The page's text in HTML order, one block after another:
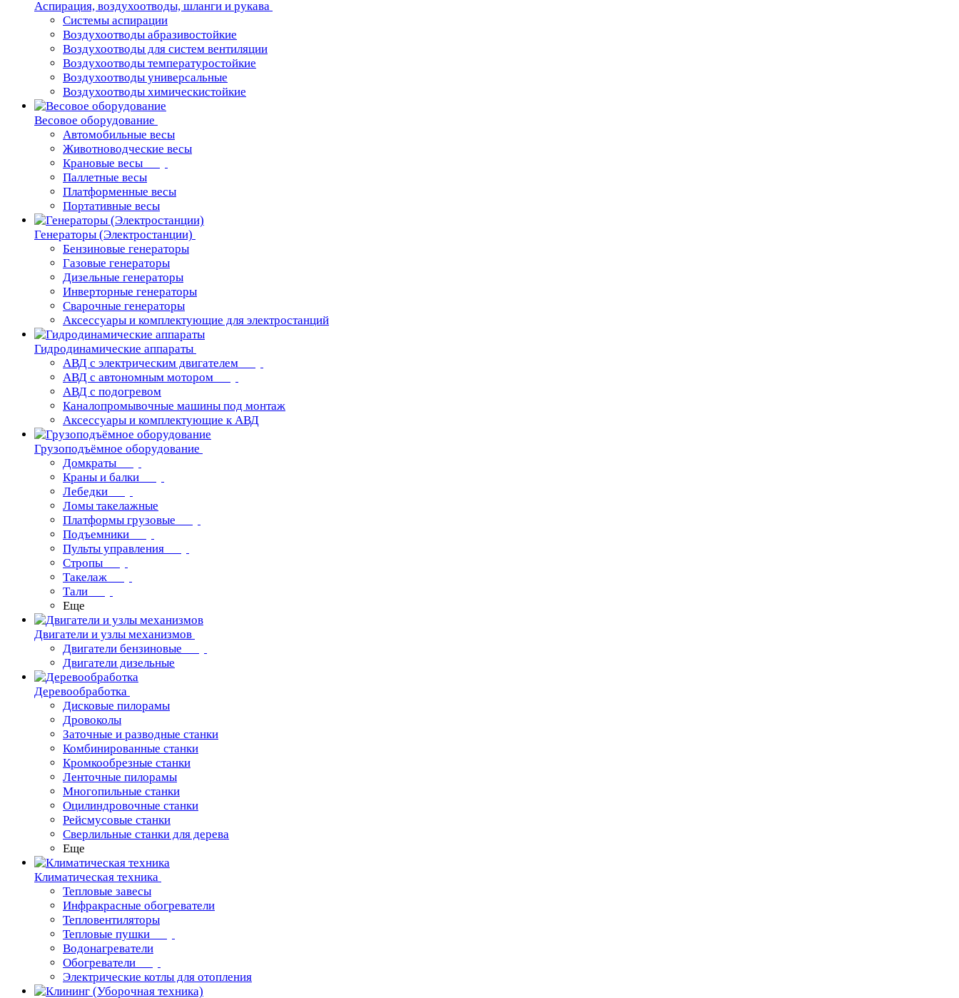
Аспирация, воздухоотводы, шланги и рукава
Системы аспирации
Воздухоотводы абразивостойкие
Воздухоотводы для систем вентиляции
Воздухоотводы температуростойкие
Воздухоотводы универсальные
Воздухоотводы химическистойкие
Весовое оборудование
Автомобильные весы
Животноводческие весы
Крановые весы
Паллетные весы
Платформенные весы
Портативные весы
Генераторы (Электростанции)
Бензиновые генераторы
Газовые генераторы
Дизельные генераторы
Инверторные генераторы
Сварочные генераторы
Аксессуары и комплектующие для электростанций
Гидродинамические аппараты
АВД с электрическим двигателем
АВД с автономным мотором
АВД с подогревом
Каналопромывочные машины под монтаж
Аксессуары и комплектующие к АВД
Грузоподъёмное оборудование
Домкраты
Краны и балки
Лебедки
Ломы такелажные
Платформы грузовые
Подъемники
Пульты управления
Стропы
Такелаж
Тали
Еще
Двигатели и узлы механизмов
Двигатели бензиновые
Двигатели дизельные
Деревообработка
Дисковые пилорамы
Дровоколы
Заточные и разводные станки
Комбинированные станки
Кромкообрезные станки
Ленточные пилорамы
Многопильные станки
Оцилиндровочные станки
Рейсмусовые станки
Сверлильные станки для дерева
Еще
Климатическая техника
Тепловые завесы
Инфракрасные обогреватели
Тепловентиляторы
Тепловые пушки
Водонагреватели
Обогреватели
Электрические котлы для отопления